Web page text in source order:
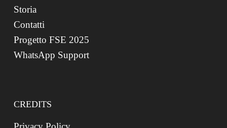
Storia
Contatti
Progetto FSE 2025
WhatsApp Support
CREDITS